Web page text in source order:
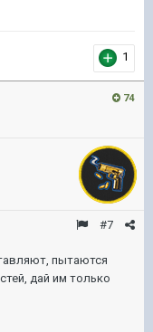
1
74
#7
пытаются
дай им только